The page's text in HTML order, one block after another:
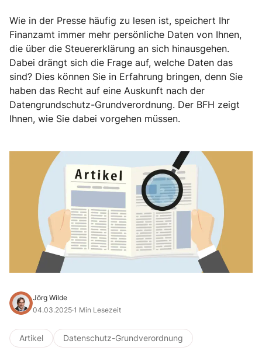
Wie in der Presse häufig zu lesen ist, speichert Ihr
Finanzamt immer mehr persönliche Daten von Ihnen,
die über die Steuererklärung an sich hinausgehen.
Dabei drängt sich die Frage auf, welche Daten das
sind? Dies können Sie in Erfahrung bringen, denn Sie
haben das Recht auf eine Auskunft nach der
Datengrundschutz-Grundverordnung. Der BFH zeigt
Ihnen, wie Sie dabei vorgehen müssen.
Jörg Wilde
04.03.2025·1 Min Lesezeit
Artikel Datenschutz-Grundverordnung